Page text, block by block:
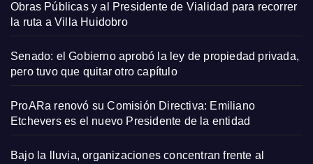
Obras Públicas y al Presidente de Vialidad para recorrer
la ruta a Villa Huidobro
Senado: el Gobierno aprobó la ley de propiedad privada,
pero tuvo que quitar otro capítulo
ProARa renovó su Comisión Directiva: Emiliano
Etchevers es el nuevo Presidente de la entidad
Bajo la lluvia, organizaciones concentran frente al